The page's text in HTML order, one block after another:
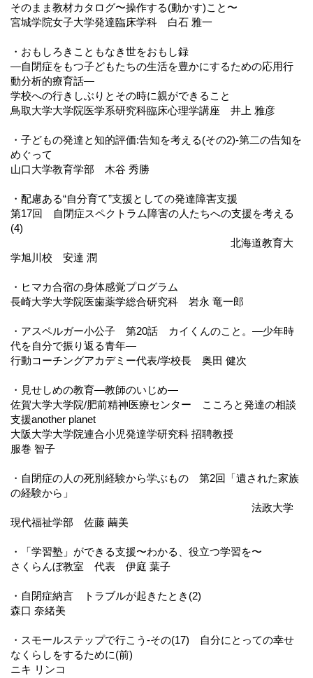
そのまま教材カタログ〜操作する(動かす)こと〜
宮城学院女子大学発達臨床学科 白石 雅一
・おもしろきこともなき世をおもし録
―自閉症をもつ子どもたちの生活を豊かにするための応用行
動分析的療育話―
学校への行きしぶりとその時に親ができること
鳥取大学大学院医学系研究科臨床心理学講座 井上 雅彦
・子どもの発達と知的評価:告知を考える(その2)-第二の告知を
めぐって
山口大学教育学部 木谷 秀勝
・配慮ある“自分育て”支援としての発達障害支援
第17回 自閉症スペクトラム障害の人たちへの支援を考える
(4)
北海道教育大
学旭川校 安達 潤
・ヒマカ合宿の身体感覚プログラム
長崎大学大学院医歯薬学総合研究科 岩永 竜一郎
・アスペルガー小公子 第20話 カイくんのこと。―少年時
代を自分で振り返る青年―
行動コーチングアカデミー代表/学校長 奥田 健次
・見せしめの教育―教師のいじめ―
佐賀大学大学院/肥前精神医療センター こころと発達の相談
支援another planet
大阪大学大学院連合小児発達学研究科 招聘教授
服巻 智子
・自閉症の人の死別経験から学ぶもの 第2回「遺された家族
の経験から」
法政大学
現代福祉学部 佐藤 繭美
・「学習塾」ができる支援〜わかる、役立つ学習を〜
さくらんぼ教室 代表 伊庭 葉子
・自閉症納言 トラブルが起きたとき(2)
森口 奈緒美
・スモールステップで行こう-その(17) 自分にとっての幸せ
なくらしをするために(前)
ニキ リンコ